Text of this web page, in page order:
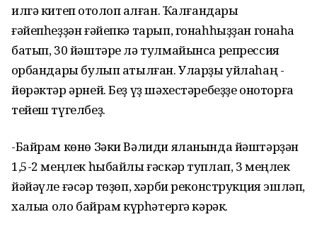
илгә китеп ҡотолоп ҡалған. Ҡалғандары
ғәйепһеҙҙән ғәйепкә тарып, гонаһһыҙҙан гонаһҡа
батып, 30 йәштәре лә тулмайынса репрессия
ҡорбандары булып атылған. Уларҙы уйлаһаң -
йөрәктәр әрней. Беҙ үҙ шәхестәребеҙҙе оноторға
тейеш түгелбеҙ.
-Байрам көнө Зәки Вәлиди яланында йәштәрҙән
1,5-2 меңлек һыбайлы ғәскәр туплап, 3 меңлек
йәйәүле ғәсҡәр төҙөп, хәрби реконструкция эшләп,
халыҡҡа оло байрам күрһәтергә кәрәк.